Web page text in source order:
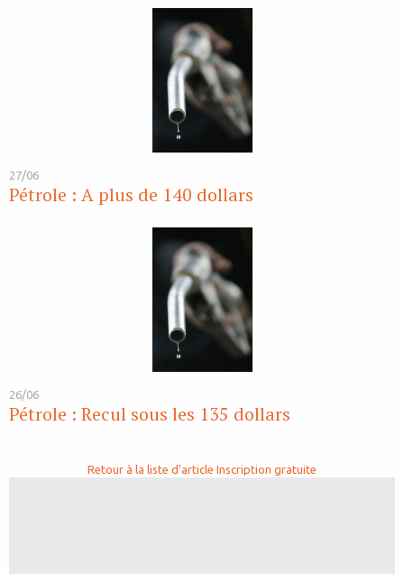
27/06
Pétrole : A plus de 140 dollars
26/06
Pétrole : Recul sous les 135 dollars
Retour à la liste d'article Inscription gratuite